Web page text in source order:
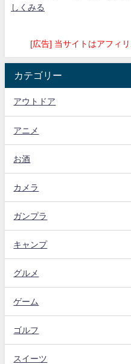
しくみる
[広告] 当サイトはアフィ
カテゴリー
アウトドア
アニメ
お酒
カメラ
ガンプラ
キャンプ
グルメ
ゲーム
ゴルフ
スイーツ